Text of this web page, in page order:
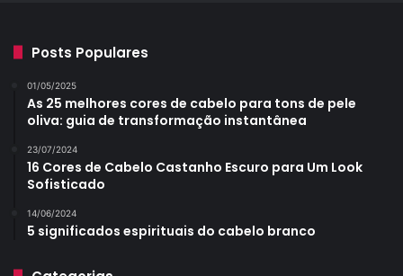
Posts Populares
01/05/2025
As 25 melhores cores de cabelo para tons de pele
oliva: guia de transformação instantânea
23/07/2024
16 Cores de Cabelo Castanho Escuro para Um Look
Sofisticado
14/06/2024
5 significados espirituais do cabelo branco